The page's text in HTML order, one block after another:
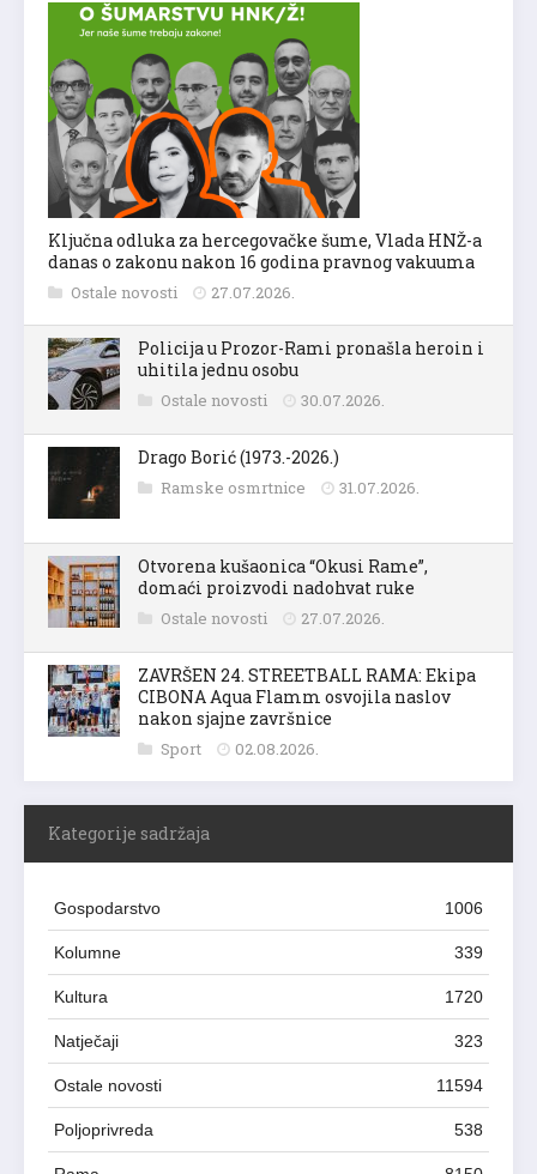
Ključna odluka za hercegovačke šume, Vlada HNŽ-a
danas o zakonu nakon 16 godina pravnog vakuuma
Ostale novosti 27.07.2026.
Policija u Prozor-Rami pronašla heroin i
uhitila jednu osobu
Ostale novosti 30.07.2026.
Drago Borić (1973.-2026.)
Ramske osmrtnice 31.07.2026.
Otvorena kušaonica “Okusi Rame”,
domaći proizvodi nadohvat ruke
Ostale novosti 27.07.2026.
ZAVRŠEN 24. STREETBALL RAMA: Ekipa
CIBONA Aqua Flamm osvojila naslov
nakon sjajne završnice
Sport 02.08.2026.
Kategorije sadržaja
Gospodarstvo 1006
Kolumne 339
Kultura 1720
Natječaji 323
Ostale novosti 11594
Poljoprivreda 538